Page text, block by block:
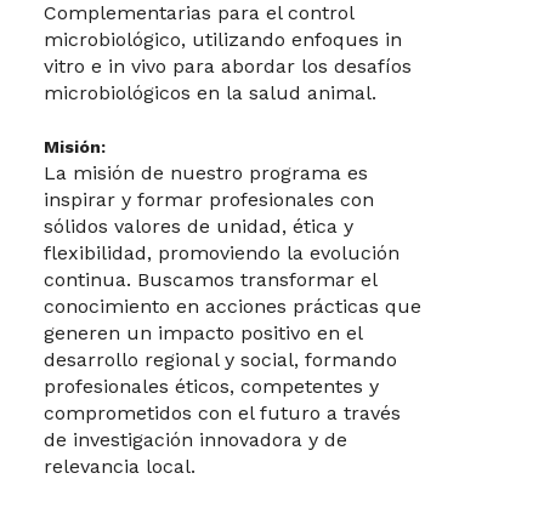
Complementarias para el control
microbiológico, utilizando enfoques in
vitro e in vivo para abordar los desafíos
microbiológicos en la salud animal.
Misión:
La misión de nuestro programa es
inspirar y formar profesionales con
sólidos valores de unidad, ética y
flexibilidad, promoviendo la evolución
continua. Buscamos transformar el
conocimiento en acciones prácticas que
generen un impacto positivo en el
desarrollo regional y social, formando
profesionales éticos, competentes y
comprometidos con el futuro a través
de investigación innovadora y de
relevancia local.